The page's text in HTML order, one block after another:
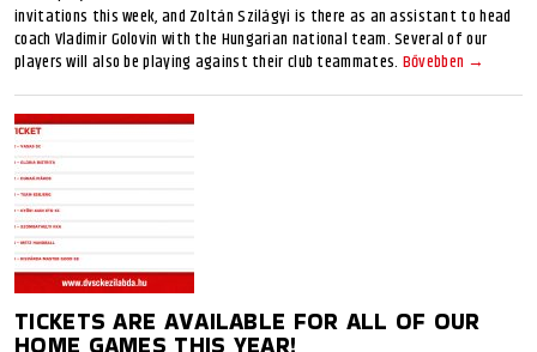
invitations this week, and Zoltán Szilágyi is there as an assistant to head
coach Vladimir Golovin with the Hungarian national team. Several of our
players will also be playing against their club teammates. Bővebben →
TICKETS ARE AVAILABLE FOR ALL OF OUR
HOME GAMES THIS YEAR!